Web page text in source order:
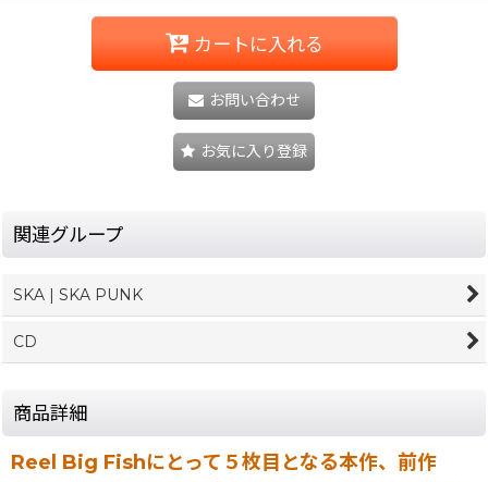
カートに入れる
お問い合わせ
お気に入り登録
関連グループ
SKA | SKA PUNK
CD
商品詳細
Reel Big Fishにとって５枚目となる本作、前作